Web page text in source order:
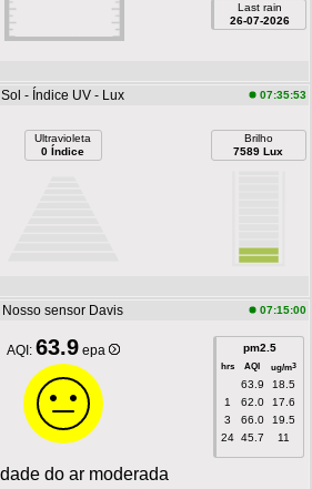
Last rain
26-07-2026
Sol - Índice UV - Lux 07:35:53
Ultravioleta
0 Índice
Brilho
7589 Lux
Nosso sensor Davis 07:15:00
AQI: 63.9 epa pm2.5
hrs AQI ug/m3
63.9
18.5
1
62.0
17.6
3
66.0
19.5
24 45.7 11
do ar moderada